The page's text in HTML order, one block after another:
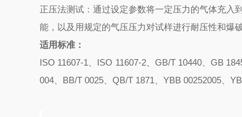
正压法测试：通过设定参数将一定压力的气体充入
能，以及用规定的气压压力对试样进行耐压性和爆
适用标准：
ISO 11607-1、ISO 11607-2、GB/T 10440、GB
004、BB/T 0025、QB/T 1871、YBB 00252005、